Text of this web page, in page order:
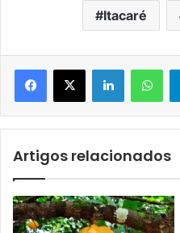
Itacaré
Facebook
X Linkedin
Artigos relacionados